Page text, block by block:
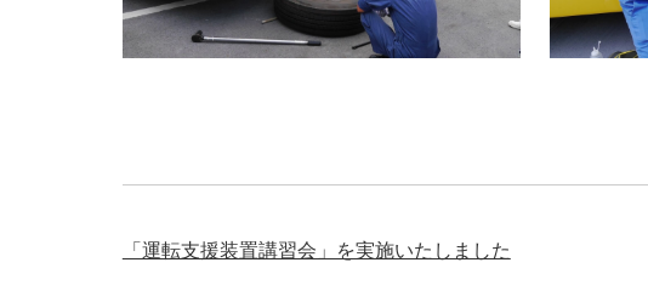
「運転支援装置講習会」を実施いたしました